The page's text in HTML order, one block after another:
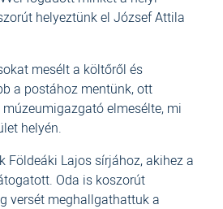
helyeztünk el József Attila
mesélt a költőről és
a postához mentünk, ott
elmesélte, mi
helyén.
Földeáki Lajos sírjához, akihez a
Oda is koszorút
versét meghallgathattuk a